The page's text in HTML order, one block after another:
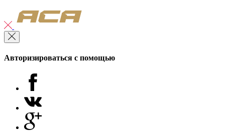
Авторизироваться с помощью